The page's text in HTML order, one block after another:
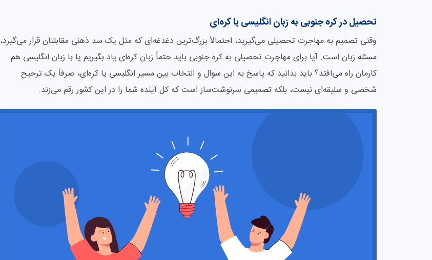
تحصیل در کره جنوبی به زبان انگلیسی یا کره‌ای
وقتی تصمیم به مهاجرت تحصیلی می‌گیرید، احتمالاً بزرگ‌ترین دغدغه‌ای که مثل یک سد ذهنی مقابلتان قرار می‌گیرد،
مسئله زبان است. آیا برای مهاجرت تحصیلی به کره جنوبی باید حتماً زبان کره‌ای یاد بگیریم یا با زبان انگلیسی هم
کارمان راه می‌افتد؟ باید بدانید که پاسخ به این سوال و انتخاب بین مسیر انگلیسی یا کره‌ای، صرفاً یک ترجیح
شخصی و سلیقه‌ای نیست، بلکه تصمیمی سرنوشت‌ساز است که کل آینده شما را در این کشور رقم می‌زند.